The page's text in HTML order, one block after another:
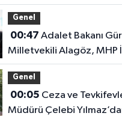
Araya Geldiler
Genel
00:47
Milletvekili Alagöz, MHP İl
Başkanlığını Ziyaret Etti
Genel
00:05
Müdürü Çelebi